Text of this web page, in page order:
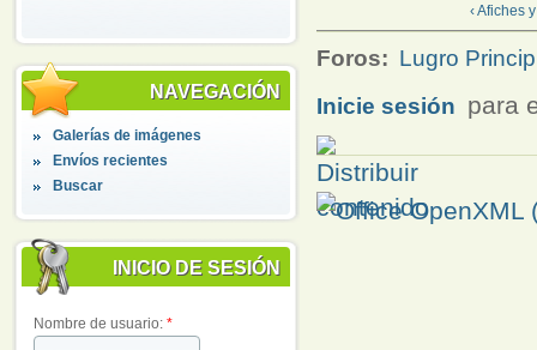
NAVEGACIÓN
Galerías de imágenes
Envíos recientes
Buscar
INICIO DE SESIÓN
Nombre de usuario: *
‹ Afiches
Foros: Lugro
Inicie sesión para